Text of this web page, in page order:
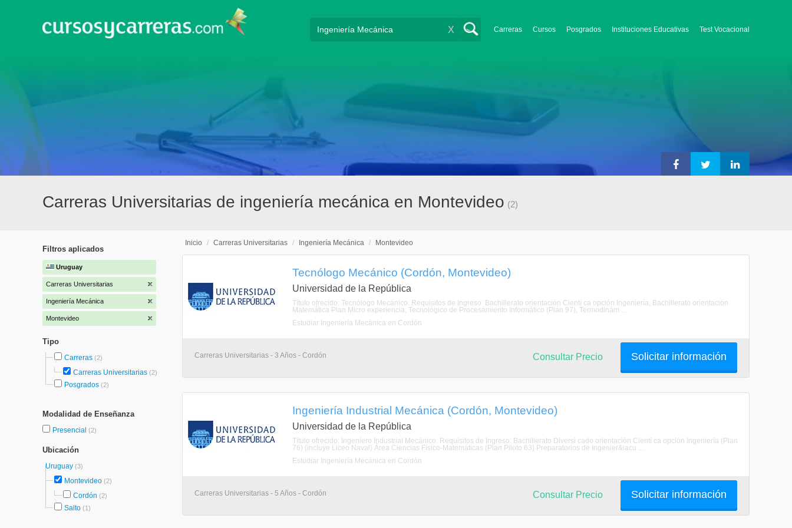
Carreras Cursos Posgrados Instituciones Educativas Test Vocacional
X
Carreras Universitarias de ingeniería mecánica en Montevideo (2)
Filtros aplicados
Uruguay
Carreras Universitarias
Ingeniería Mecánica
Montevideo
Tipo
Carreras (2)
Carreras Universitarias (2)
Posgrados (2)
Modalidad de Enseñanza
Presencial (2)
Ubicación
Uruguay (3)
Montevideo (2)
Cordón (2)
Salto (1)
Inicio / Carreras Universitarias / Ingeniería Mecánica / Montevideo
Tecnólogo Mecánico (Cordón, Montevideo)
Universidad de la República
Título ofrecido: Tecnólogo Mecánico. Requisitos de Ingreso: Bachillerato orientación Cientí ca opción Ingeniería, Bachillerato orientación
Matemática Plan Micro experiencia, Tecnológico de Procesamiento Informático (Plan 97), Termodinám ...
Estudiar Ingeniería Mecánica en Cordón
Carreras Universitarias - 3 Años - Cordón Solicitar información
Consultar Precio
Ingeniería Industrial Mecánica (Cordón, Montevideo)
Universidad de la República
Título ofrecido: Ingeniero Industrial Mecánico. Requisitos de Ingreso: Bachillerato Diversi cado orientación Cientí ca opción Ingeniería (Plan
76) (incluye Liceo Naval) Área Ciencias Físico-Matemáticas (Plan Piloto 63) Preparatorios de Ingenier&iacu ...
Estudiar Ingeniería Mecánica en Cordón
Carreras Universitarias - 5 Años - Cordón Solicitar información
Consultar Precio